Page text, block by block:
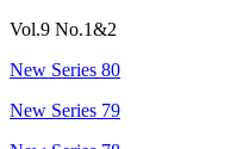
Vol.9 No.1&2
New Series 80
New Series 79